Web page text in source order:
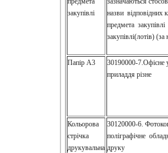
закупівлі
назви відповідних
предмета
закупівлі(лотів) (за
Папір А3
30190000-7.Офісне
приладдя різне
Кольорова
стрічка
друкувальна
30120000-6.
поліграфічне
друку